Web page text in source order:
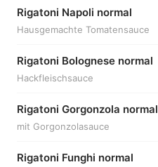
Rigatoni Napoli normal
Hausgemachte Tomatensauce
Rigatoni Bolognese normal
Hackfleischsauce
Rigatoni Gorgonzola normal
mit Gorgonzolasauce
Rigatoni Funghi normal